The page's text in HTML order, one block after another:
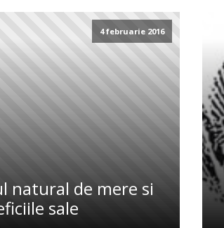
4 februarie 2016
natural de mere si
sale